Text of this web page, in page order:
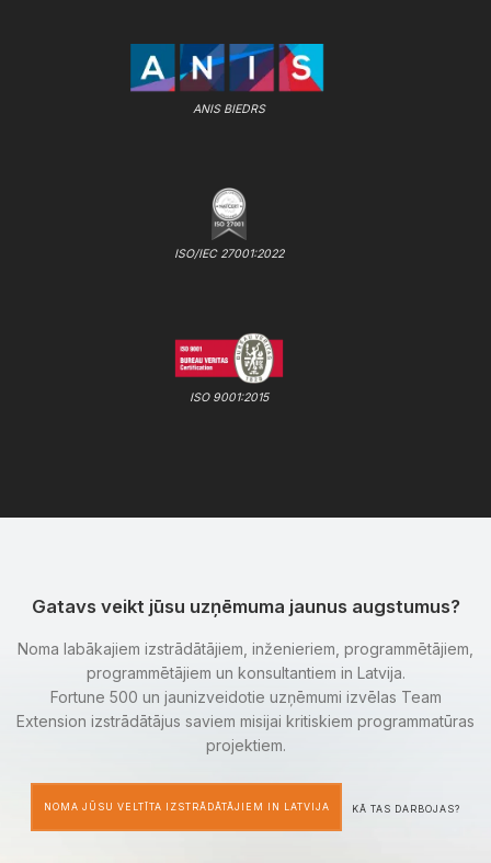
ANIS BIEDRS
ISO/IEC 27001:2022
ISO 9001:2015
Gatavs veikt jūsu uzņēmuma jaunus augstumus?
Noma labākajiem izstrādātājiem, inženieriem, programmētājiem,
programmētājiem un konsultantiem in Latvija.
Fortune 500 un jaunizveidotie uzņēmumi izvēlas Team
Extension izstrādātājus saviem misijai kritiskiem programmatūras
projektiem.
NOMA JŪSU VELTĪTA IZSTRĀDĀTĀJIEM IN LATVIJA KĀ TAS DARBOJAS?